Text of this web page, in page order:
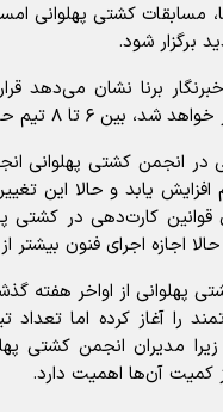
مسابقات کشتی پهلوانی
برگزار شود.
برنا نشان می‌دهد
بین ۶ تا ۸ تیم حضور پیدا کنند.
در انجمن کشتی پهلوانی
افزایش یابد و حالا این
قوانین کارت‌دهی در کشتی
اجازه اجرای فنون بیشتر
پهلوانی از اواخر هفته
مدیران انجمن کشتی
کمیت آن‌ها اهمیت دارد.